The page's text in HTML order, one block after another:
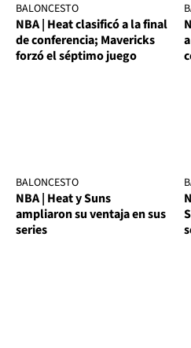
BALONCESTO
NBA | Heat clasificó a la final
de conferencia; Mavericks
forzó el séptimo juego
BALONCESTO
NBA | Heat y Suns
ampliaron su ventaja en sus
series